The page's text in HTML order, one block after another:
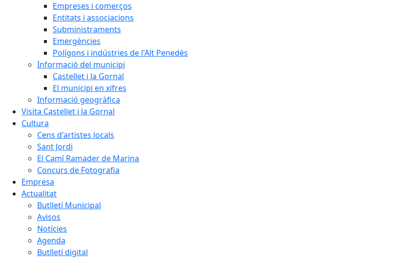
Empreses i comerços
Entitats i associacions
Subministraments
Emergències
Polígons i indústries de l'Alt Penedès
Informació del municipi
Castellet i la Gornal
El municipi en xifres
Informació geogràfica
Visita Castellet i la Gornal
Cultura
Cens d'artistes locals
Sant Jordi
El Camí Ramader de Marina
Concurs de Fotografia
Empresa
Actualitat
Butlletí Municipal
Avisos
Notícies
Agenda
Butlletí digital